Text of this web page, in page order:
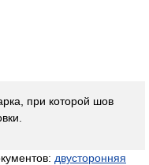
при которой шов
двусторонняя